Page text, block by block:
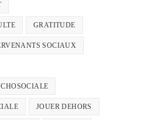
GRATITUDE
SOCIAUX
JOUER DEHORS